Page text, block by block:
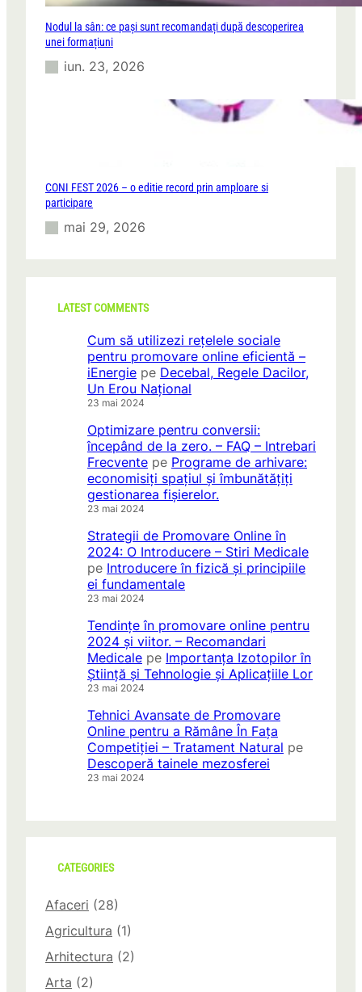
Nodul la sân: ce pași sunt recomandați după descoperirea
unei formațiuni
iun. 23, 2026
CONI FEST 2026 – o editie record prin amploare si
participare
mai 29, 2026
LATEST COMMENTS
Cum să utilizezi rețelele sociale
pentru promovare online eficientă –
iEnergie pe Decebal, Regele Dacilor,
Un Erou Național
23 mai 2024
Optimizare pentru conversii:
începând de la zero. – FAQ – Intrebari
Frecvente pe Programe de arhivare:
economisiți spațiul și îmbunătățiți
gestionarea fișierelor.
23 mai 2024
Strategii de Promovare Online în
2024: O Introducere – Stiri Medicale
pe Introducere în fizică și principiile
ei fundamentale
23 mai 2024
Tendințe în promovare online pentru
2024 și viitor. – Recomandari
Medicale pe Importanța Izotopilor în
Știință și Tehnologie și Aplicațiile Lor
23 mai 2024
Tehnici Avansate de Promovare
Online pentru a Rămâne În Fața
Competiției – Tratament Natural pe
Descoperă tainele mezosferei
23 mai 2024
CATEGORIES
Afaceri (28)
Agricultura (1)
Arhitectura (2)
Arta (2)